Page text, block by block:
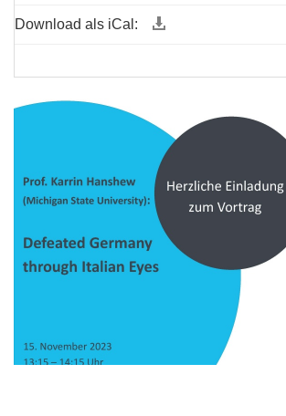
Download als iCal: